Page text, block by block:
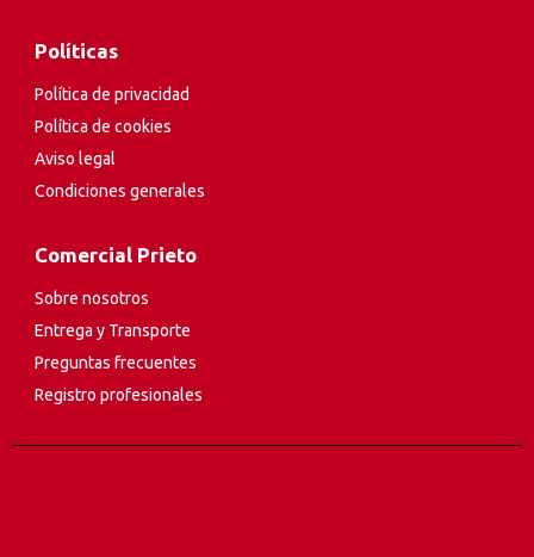
Políticas
Política de privacidad
Política de cookies
Aviso legal
Condiciones generales
Comercial Prieto
Sobre nosotros
Entrega y Transporte
Preguntas frecuentes
Registro profesionales